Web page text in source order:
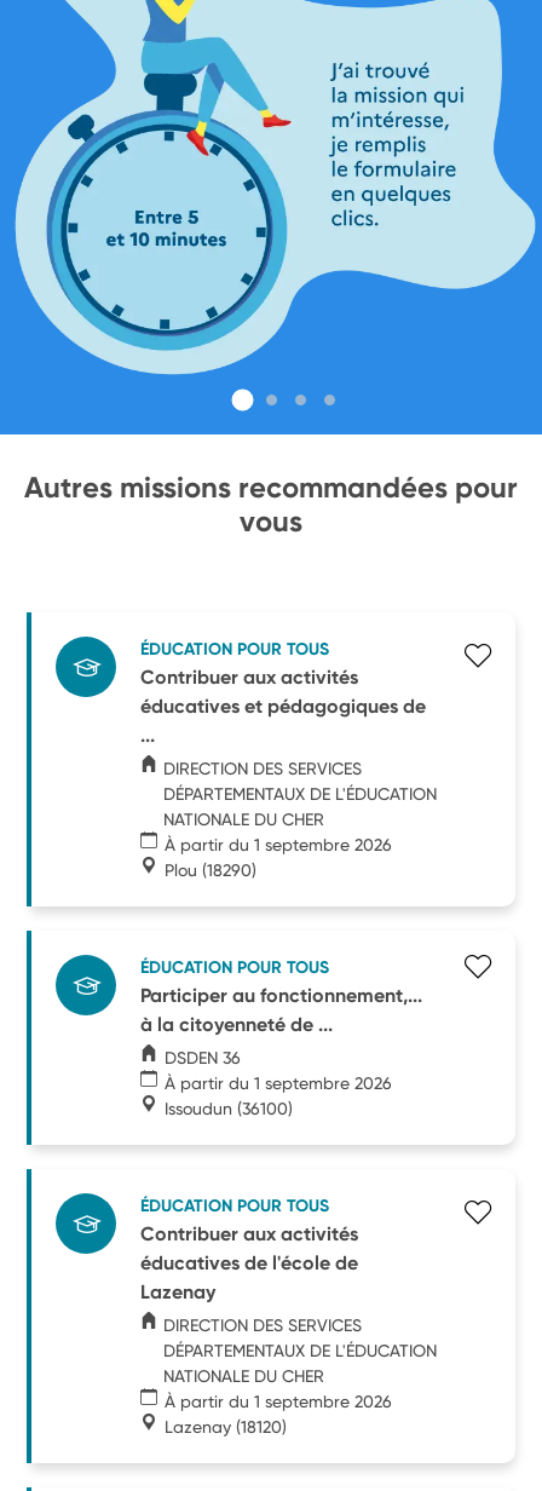
Autres missions recommandées pour
vous
ÉDUCATION POUR TOUS
Contribuer aux activités
éducatives et pédagogiques de
...
DIRECTION DES SERVICES
DÉPARTEMENTAUX DE L'ÉDUCATION
NATIONALE DU CHER
À partir du 1 septembre 2026
Plou (18290)
ÉDUCATION POUR TOUS
Participer au fonctionnement,...
à la citoyenneté de ...
DSDEN 36
À partir du 1 septembre 2026
Issoudun (36100)
ÉDUCATION POUR TOUS
Contribuer aux activités
éducatives de l'école de
Lazenay
DIRECTION DES SERVICES
DÉPARTEMENTAUX DE L'ÉDUCATION
NATIONALE DU CHER
À partir du 1 septembre 2026
Lazenay (18120)